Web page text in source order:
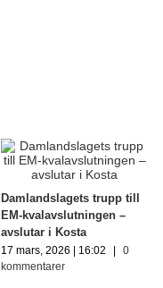
Damlandslagets trupp till
EM-kvalavslutningen –
avslutar i Kosta
17 mars, 2026 | 16:02 |
0
kommentarer